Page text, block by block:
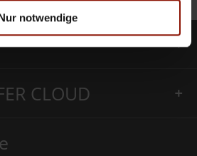
notwendige
CLOUD